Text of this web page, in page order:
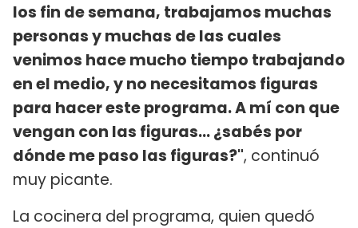
los fin de semana, trabajamos muchas
personas y muchas de las cuales
venimos hace mucho tiempo trabajando
en el medio, y no necesitamos figuras
para hacer este programa. A mí con que
vengan con las figuras... ¿sabés por
dónde me paso las figuras?", continuó
muy picante.
La cocinera del programa, quien quedó